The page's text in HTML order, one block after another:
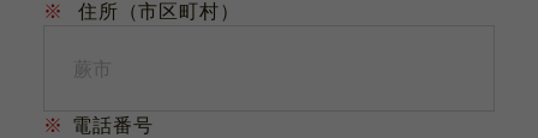
※ 住所（市区町村）
※ 電話番号